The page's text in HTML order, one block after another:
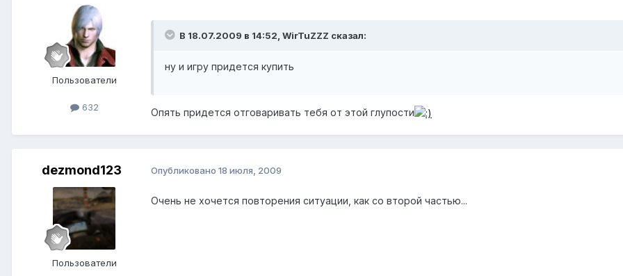
Пользователи
632
В 18.07.2009 в 14:52, WirTuZZZ сказал:
ну и игру придется купить
Опять придется отговаривать тебя от этой глупости
dezmond123
Пользователи
Опубликовано 18 июля, 2009
Очень не хочется повторения ситуации, как со второй частью...